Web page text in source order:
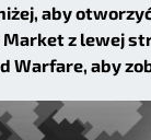
aby
Market z lewej
Warfare, aby